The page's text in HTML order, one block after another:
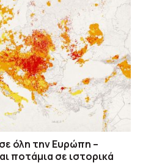
όλη την Ευρώπη –
ποτάμια σε ιστορικά